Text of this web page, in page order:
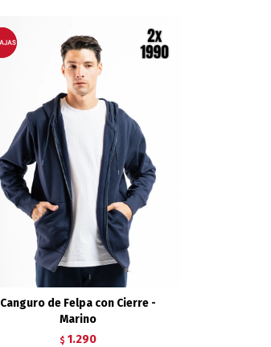
Canguro de Felpa con Cierre -
Marino
$ 1.290